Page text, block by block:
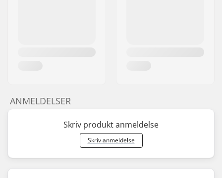
ANMELDELSER
Skriv produkt anmeldelse
Skriv anmeldelse